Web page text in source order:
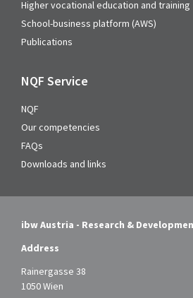
Higher vocational education and training
School-business platform (AWS)
Publications
NQF Service
NQF
Our competencies
FAQs
Downloads and links
ibw Austria - Research &
Address
Rainergasse 38
1050 Wien